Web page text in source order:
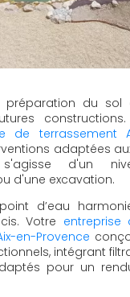
préparation du sol
de terrassement
adaptées
d'un
d'une excavation.
d’eau
Votre
en-Provence
intégrant
pour un